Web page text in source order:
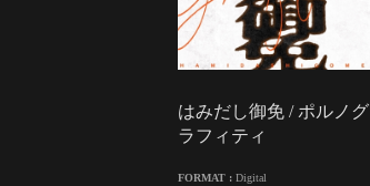
はみだし御免 / ポルノグ
ラフィティ
FORMAT : Digital